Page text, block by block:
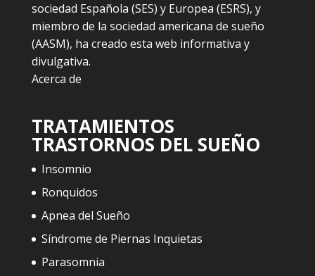
sociedad Española (SES) y Europea (ESRS), y
miembro de la sociedad americana de sueño
(AASM), ha creado esta web informativa y
divulgativa.
Acerca de
TRATAMIENTOS
TRASTORNOS DEL SUEÑO
Insomnio
Ronquidos
Apnea del Sueño
Síndrome de Piernas Inquietas
Parasomnia